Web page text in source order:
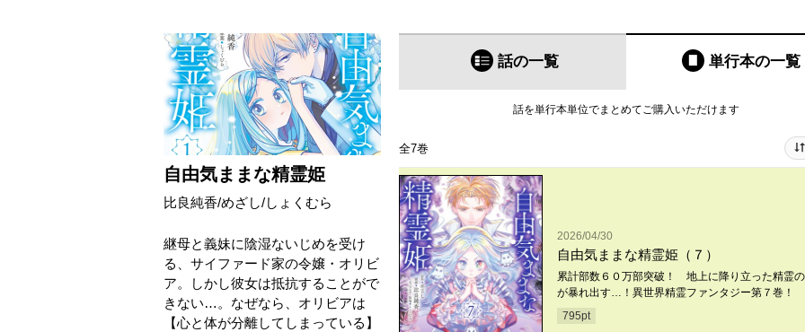
自由気ままな精霊姫
比良純香/めざし/しょくむら
継母と義妹に陰湿ないじめを受け
る、サイファード家の令嬢・オリビ
ア。しかし彼女は抵抗することがで
きない…。なぜなら、オリビアは
【心と体が分離してしまっている】
話の一覧 単行本の一覧
話を単行本単位でまとめてご購入いただけます
全7巻
2026/04/30
自由気ままな精霊姫（７）
累計部数６０万部突破！ 地上に降り立った精霊
が暴れ出す…！異世界精霊ファンタジー第７巻！
795pt